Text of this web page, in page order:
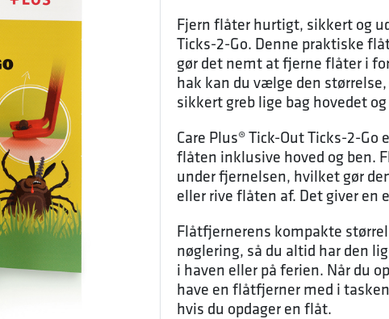
Fjern flåter hurtigt, sikkert og
Ticks-2-Go. Denne praktiske
gør det nemt at fjerne flåter i
hak kan du vælge den
sikkert greb lige bag hovedet
Care Plus® Tick-Out Ticks-2-
flåten inklusive hoved og ben.
under fjernelsen, hvilket gør
eller rive flåten af. Det giver
Flåtfjernerens kompakte
nøglering, så du altid har den
i haven eller på ferien. Når du
have en flåtfjerner med i
hvis du opdager en flåt.